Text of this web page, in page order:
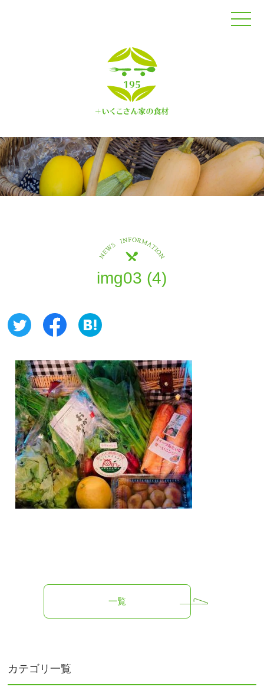
オンラインショップ
コンセプト
商品紹介
生産者紹介
お知らせ
お問い合わせ
img03 (4)
一覧
カテゴリ一覧